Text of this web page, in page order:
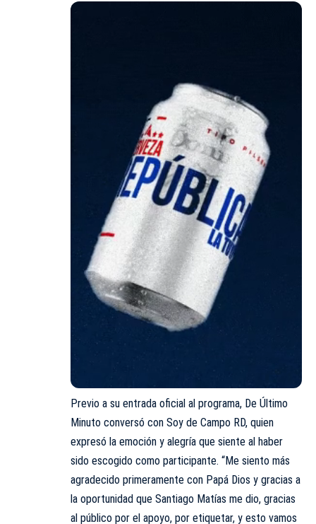
Previo a su entrada oficial al programa, De Último
Minuto conversó con Soy de Campo RD, quien
expresó la emoción y alegría que siente al haber
sido escogido como participante. “Me siento más
agradecido primeramente con Papá Dios y gracias a
la oportunidad que Santiago Matías me dio, gracias
al público por el apoyo, por etiquetar, y esto vamos